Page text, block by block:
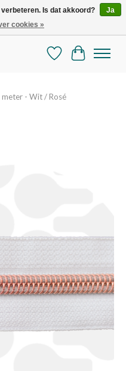
Verlanglijst
- Wit / Rosé
Is dat akkoord?
Ja
cookies »